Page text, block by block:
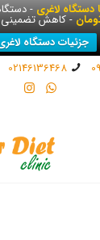
دستگاه لاغری-
- کاهش تضمینی
جزئیات دستگاه
02146136468